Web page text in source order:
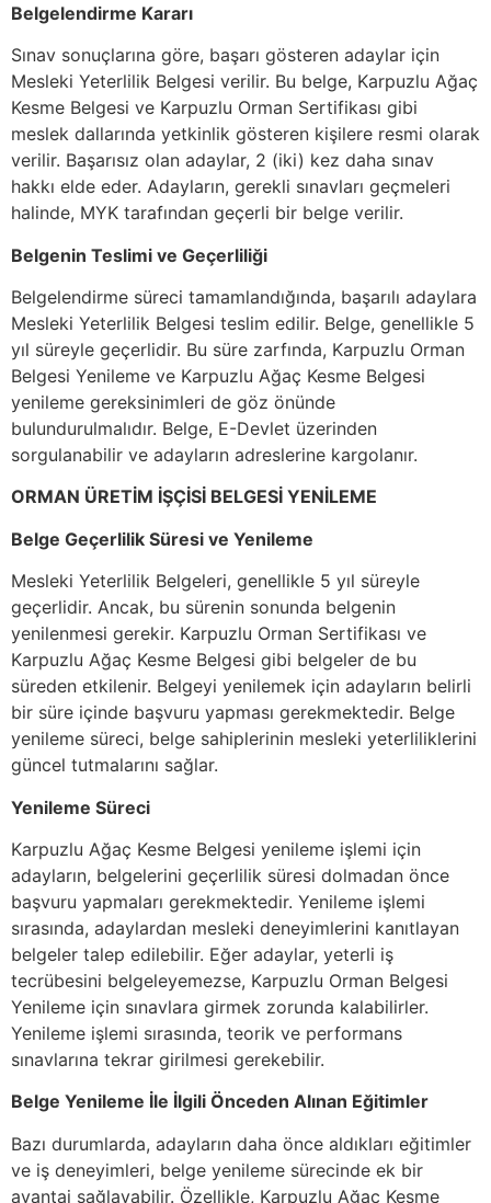
Belgelendirme Kararı
Sınav sonuçlarına göre, başarı gösteren adaylar için
Mesleki Yeterlilik Belgesi verilir. Bu belge, Karpuzlu Ağaç
Kesme Belgesi ve Karpuzlu Orman Sertifikası gibi
meslek dallarında yetkinlik gösteren kişilere resmi olarak
verilir. Başarısız olan adaylar, 2 (iki) kez daha sınav
hakkı elde eder. Adayların, gerekli sınavları geçmeleri
halinde, MYK tarafından geçerli bir belge verilir.
Belgenin Teslimi ve Geçerliliği
Belgelendirme süreci tamamlandığında, başarılı adaylara
Mesleki Yeterlilik Belgesi teslim edilir. Belge, genellikle 5
yıl süreyle geçerlidir. Bu süre zarfında, Karpuzlu Orman
Belgesi Yenileme ve Karpuzlu Ağaç Kesme Belgesi
yenileme gereksinimleri de göz önünde
bulundurulmalıdır. Belge, E-Devlet üzerinden
sorgulanabilir ve adayların adreslerine kargolanır.
ORMAN ÜRETİM İŞÇİSİ BELGESİ YENİLEME
Belge Geçerlilik Süresi ve Yenileme
Mesleki Yeterlilik Belgeleri, genellikle 5 yıl süreyle
geçerlidir. Ancak, bu sürenin sonunda belgenin
yenilenmesi gerekir. Karpuzlu Orman Sertifikası ve
Karpuzlu Ağaç Kesme Belgesi gibi belgeler de bu
süreden etkilenir. Belgeyi yenilemek için adayların belirli
bir süre içinde başvuru yapması gerekmektedir. Belge
yenileme süreci, belge sahiplerinin mesleki yeterliliklerini
güncel tutmalarını sağlar.
Yenileme Süreci
Karpuzlu Ağaç Kesme Belgesi yenileme işlemi için
adayların, belgelerini geçerlilik süresi dolmadan önce
başvuru yapmaları gerekmektedir. Yenileme işlemi
sırasında, adaylardan mesleki deneyimlerini kanıtlayan
belgeler talep edilebilir. Eğer adaylar, yeterli iş
tecrübesini belgeleyemezse, Karpuzlu Orman Belgesi
Yenileme için sınavlara girmek zorunda kalabilirler.
Yenileme işlemi sırasında, teorik ve performans
sınavlarına tekrar girilmesi gerekebilir.
Belge Yenileme İle İlgili Önceden Alınan Eğitimler
Bazı durumlarda, adayların daha önce aldıkları eğitimler
ve iş deneyimleri, belge yenileme sürecinde ek bir
avantaj sağlayabilir. Özellikle, Karpuzlu Ağaç Kesme